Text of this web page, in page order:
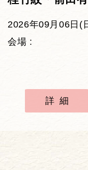
2026年09月06日(
会場 :
詳細